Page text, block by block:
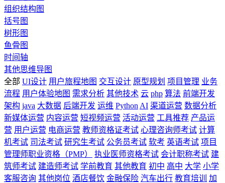
组织结构图
括号图
树形图
鱼骨图
时间轴
其他思维导图
全部 UI设计 用户旅程地图 交互设计 原型规划 项目管理 业务
流程 用户体验地图 需求分析 其他技术 云 php 算法 前端开发
架构 java 大数据 后端开发 运维 Python AI 渠道运营 数据分析
新媒体运营 内容运营 短视频运营 活动运营 工具推荐 产品运
营 用户运营 电商运营 教师资格证考试 心理咨询师考试 计算
机考试 司法考试 研究生考试 公务员考试 软考 英语考试 项目
管理师职业资格（PMP）
执业医师资格考试 会计职称考试 建
筑师考试 建造师考试 学前教育 其他教育 初中 高中 大学 小学
客服咨询 其他岗位 酒店餐饮 金融保险 汽车出行 教育培训
加